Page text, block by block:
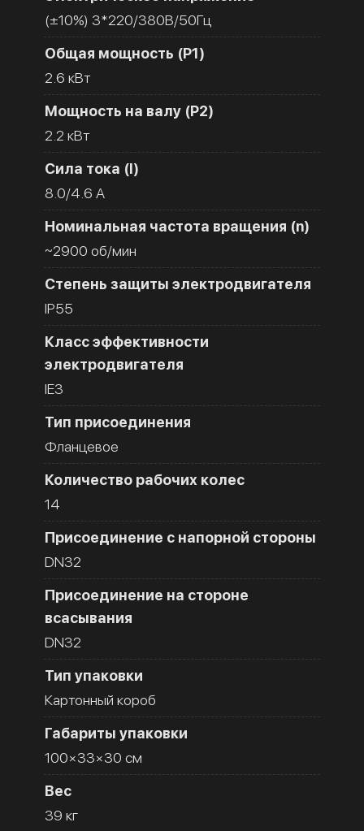
(±10%) 3*220/380В/50Гц
Общая мощность (Р1)
2.6 кВт
Мощность на валу (Р2)
2.2 кВт
Сила тока (I)
8.0/4.6 A
Номинальная частота вращения (n)
~2900 об/мин
Степень защиты электродвигателя
IP55
Класс эффективности
электродвигателя
IE3
Тип присоединения
Фланцевое
Количество рабочих колес
14
Присоединение с напорной стороны
DN32
Присоединение на стороне
всасывания
DN32
Тип упаковки
Картонный короб
Габариты упаковки
100×33×30 см
Вес
39 кг